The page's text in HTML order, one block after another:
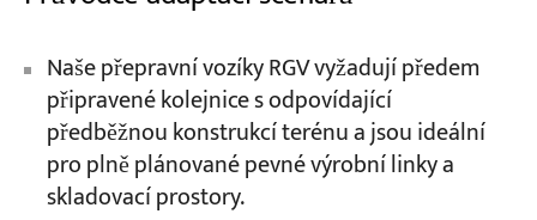
Naše přepravní vozíky RGV vyžadují předem
připravené kolejnice s odpovídající
předběžnou konstrukcí terénu a jsou ideální
pro plně plánované pevné výrobní linky a
skladovací prostory.